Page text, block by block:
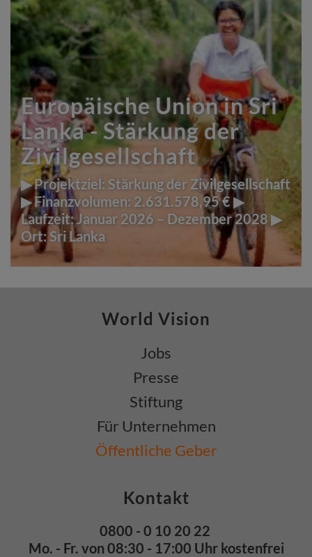
Europäische Union in Sri
Lanka - Stärkung der
Zivilgesellschaft
▶ Projektziel: Stärkung der Zivilgesellschaft
▶ Finanzvolumen: 2.631.578,95 € ▶
Laufzeit: Januar 2026 – Dezember 2028 ▶
Ort: Sri Lanka
World Vision
Jobs
Presse
Stiftung
Für Unternehmen
Öffentliche Geber
Kontakt
0800 - 0 10 20 22
Mo. - Fr. von 08:30 - 17:00 Uhr kostenfrei